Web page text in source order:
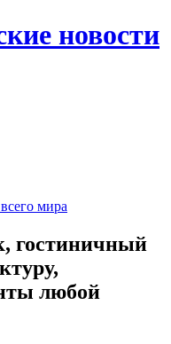
новости
гостиничный
любой